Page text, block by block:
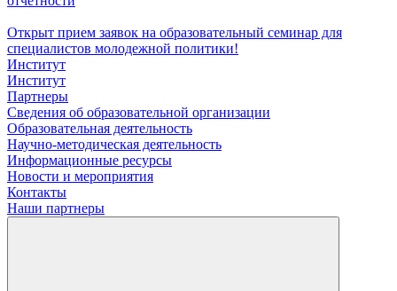
Открыт прием заявок на образовательный семинар для
специалистов молодежной политики!
Институт
Институт
Партнеры
Сведения об образовательной организации
Образовательная деятельность
Научно-методическая деятельность
Информационные ресурсы
Новости и мероприятия
Контакты
Наши партнеры